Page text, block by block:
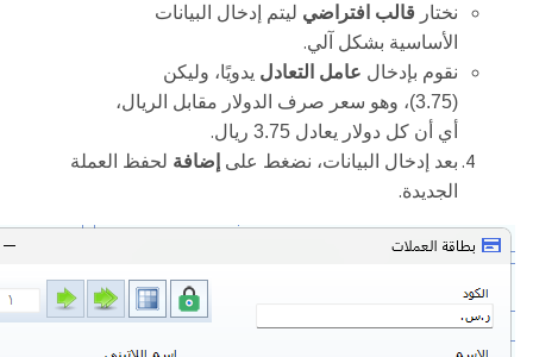
نختار قالب افتراضي ليتم إدخال البيانات
الأساسية بشكل آلي.
نقوم بإدخال عامل التعادل يدويًا، وليكن
(3.75)، وهو سعر صرف الدولار مقابل الريال،
أي أن كل دولار يعادل 3.75 ريال
.
بعد إدخال البيانات، نضغط على إضافة لحفظ العملة
الجديدة.